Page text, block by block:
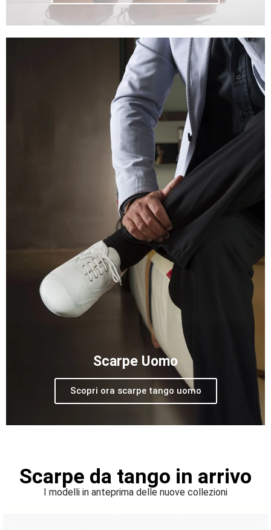
Scarpe Uomo
Scopri ora scarpe tango uomo
Scarpe da tango in arrivo
I modelli in anteprima delle nuove collezioni